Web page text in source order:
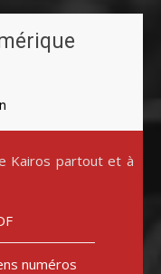
Kairos partout et à
numéros